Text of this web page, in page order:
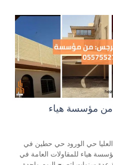
مؤسسة هياء
حي الورود حي حطين في
هياء للمقاولات العامة في